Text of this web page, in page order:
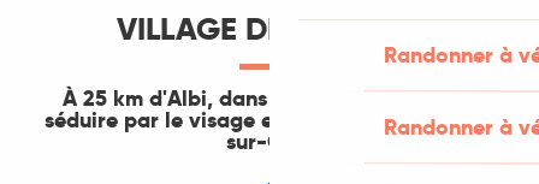
Randonner à
Randonner à
VILLAGE DE LÉGENDE
À 25 km d'Albi, dans le Tarn, laissez-vous
séduire par le visage enchanteur de Cordes-
sur-Ciel.